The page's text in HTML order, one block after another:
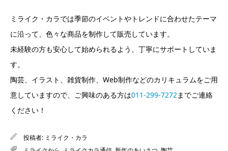
ミライク・カラでは季節のイベントやトレンドに合わせたテーマ
に沿って、色々な商品を制作して販売しています。
未経験の方も安心して始められるよう、丁寧にサポートしていま
す。
陶芸、イラスト、雑貨制作、Web制作などのカリキュラムをご用
意していますので、ご興味のある方は011-299-7272 までご連絡
ください！
投稿者: ミライク・カラ